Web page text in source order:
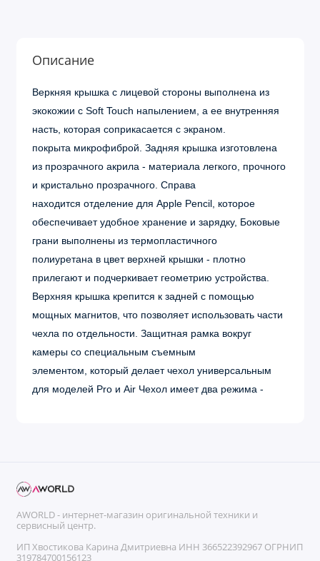
Описание
Веркняя крышка с лицевой стороны выполнена из
экокожии с Soft Touch напылением, а ее внутренняя
насть, которая соприкасается с экраном.
покрыта микрофиброй. Задняя крышка изготовлена
из прозрачного акрила - материала легкого, прочного
и кристально прозрачного. Справа
находится отделение для Apple Pencil, которое
обеспечивает удобное хранение и зарядку, Боковые
грани выполнены из термопластичного
полиуретана в цвет верхней крышки - плотно
прилегают и подчеркивает геометрию устройства.
Верхняя крышка крепится к задней с помощью
мощных магнитов, что позволяет использовать части
чехла по отдельности. Защитная рамка вокруг
камеры со специальным съемным
элементом, который делает чехол универсальным
для моделей Pro и Air Чехол имеет два режима -
AWORLD - интернет-магазин оригинальной техники и
сервисный центр.
ИП Хвостикова Карина Дмитриевна ИНН 366522392967 ОГРНИП
319784700156123